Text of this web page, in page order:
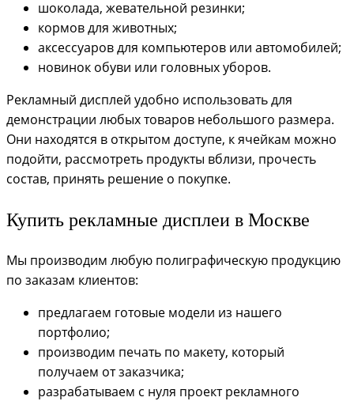
шоколада, жевательной резинки;
кормов для животных;
аксессуаров для компьютеров или автомобилей;
новинок обуви или головных уборов.
Рекламный дисплей удобно использовать для
демонстрации любых товаров небольшого размера.
Они находятся в открытом доступе, к ячейкам можно
подойти, рассмотреть продукты вблизи, прочесть
состав, принять решение о покупке.
Купить рекламные дисплеи в Москве
Мы производим любую полиграфическую продукцию
по заказам клиентов:
предлагаем готовые модели из нашего
портфолио;
производим печать по макету, который
получаем от заказчика;
разрабатываем с нуля проект рекламного